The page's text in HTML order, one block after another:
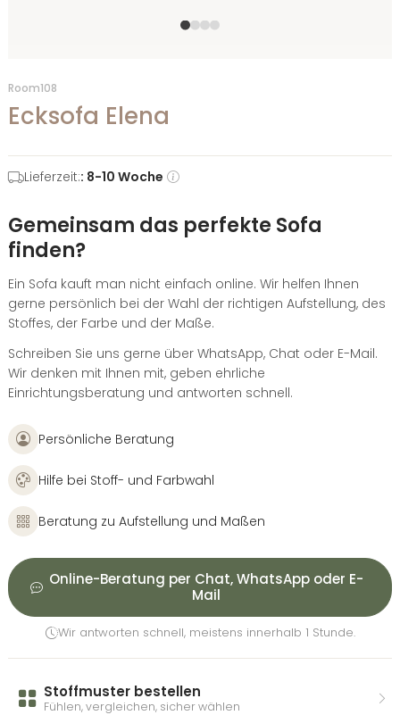
Room108
Ecksofa Elena
Lieferzeit:: 8-10 Woche
Gemeinsam das perfekte Sofa
finden?
Ein Sofa kauft man nicht einfach online. Wir helfen Ihnen
gerne persönlich bei der Wahl der richtigen Aufstellung, des
Stoffes, der Farbe und der Maße.
Schreiben Sie uns gerne über WhatsApp, Chat oder E-Mail.
Wir denken mit Ihnen mit, geben ehrliche
Einrichtungsberatung und antworten schnell.
Persönliche Beratung
Hilfe bei Stoff- und Farbwahl
Beratung zu Aufstellung und Maßen
Online-Beratung per Chat, WhatsApp oder E-
Mail
Wir antworten schnell, meistens innerhalb 1 Stunde.
Stoffmuster bestellen
Fühlen, vergleichen, sicher wählen